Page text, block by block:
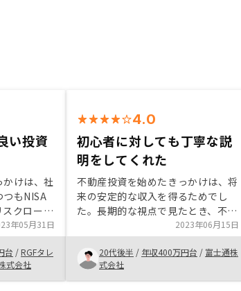
い投資
けは、社
もNISA
クローリ
してこなか
興味自体は
物ですが将
力的だっ
年05月31日
台 /RGFタレ
式会社
4.0
初心者に対しても丁寧な説
明をしてくれた
不動産投資を始めたきっかけは、将
来の安定的な収入を得るためでし
た。長期的な視点で見たとき、不動
産は資産価値が上がり、安定的なキ
ャッシュフローが得られることが期
待できます。弊社で購入を決めた理
由は、信頼できる不動産会社である
こと、多様な物件のラインナップ、
2023年06月15日
20代後半 / 年収400万円台 / 富士通株
式会社